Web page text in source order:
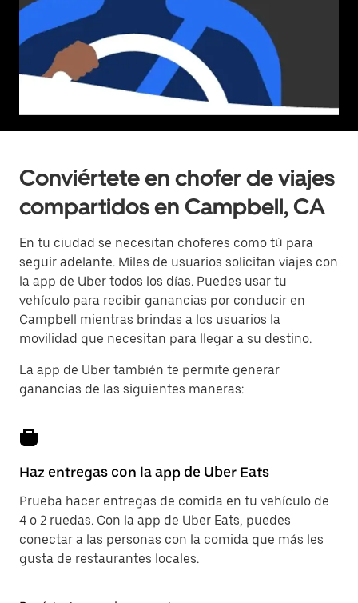
Conviértete en chofer de viajes
compartidos en Campbell, CA
En tu ciudad se necesitan choferes como tú para
seguir adelante. Miles de usuarios solicitan viajes con
la app de Uber todos los días. Puedes usar tu
vehículo para recibir ganancias por conducir en
Campbell mientras brindas a los usuarios la
movilidad que necesitan para llegar a su destino.
La app de Uber también te permite generar
ganancias de las siguientes maneras:
Haz entregas con la app de Uber Eats
Prueba hacer entregas de comida en tu vehículo de
4 o 2 ruedas. Con la app de Uber Eats, puedes
conectar a las personas con la comida que más les
gusta de restaurantes locales.